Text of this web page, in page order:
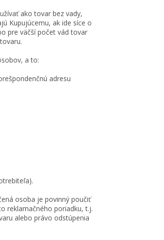
ako tovar bez vady,
Kupujúcemu, ak ide síce o
pre väčší počet vád tovar
a to:
adresu
osoba je povinný poučiť
reklamačného poriadku, t.j.
alebo právo odstúpenia